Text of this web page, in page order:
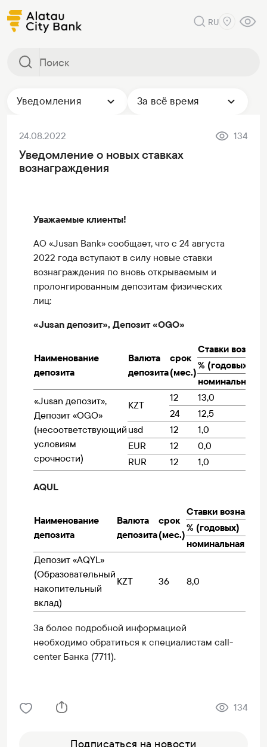
RU
Уведомления За всё время
24.08.2022 134
Уведомление о новых ставках
вознаграждения
Уважаемые клиенты!
АО «Jusan Bank» сообщает, что c 24 августа
2022 года вступают в силу новые ставки
вознаграждения по вновь открываемым и
пролонгированным депозитам физических
лиц:
«Jusan депозит», Депозит «OGO»
Наименование
депозита
Валюта
депозита
срок
(мес.)
Ставки
% (годовых)
номинальная
«Jusan депозит»,
Депозит «OGO»
(несоответствующий
условиям
срочности)
KZT
12 13,0
24
12,5
usd
12 1,0
EUR
12 0,0
RUR
12 1,0
AQUL
Наименование
депозита
Валюта
депозита
срок
(мес.)
Ставки
% (годовых)
номинальная
Депозит «AQYL»
(Образовательный
накопительный
вклад)
KZT 36 8,0
За более подробной информацией
необходимо обратиться к специалистам call-
center Банка (7711).
134
Подписаться на новости